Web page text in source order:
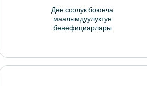
Ден соолук боюнча
маалымдуулуктун
бенефициарлары